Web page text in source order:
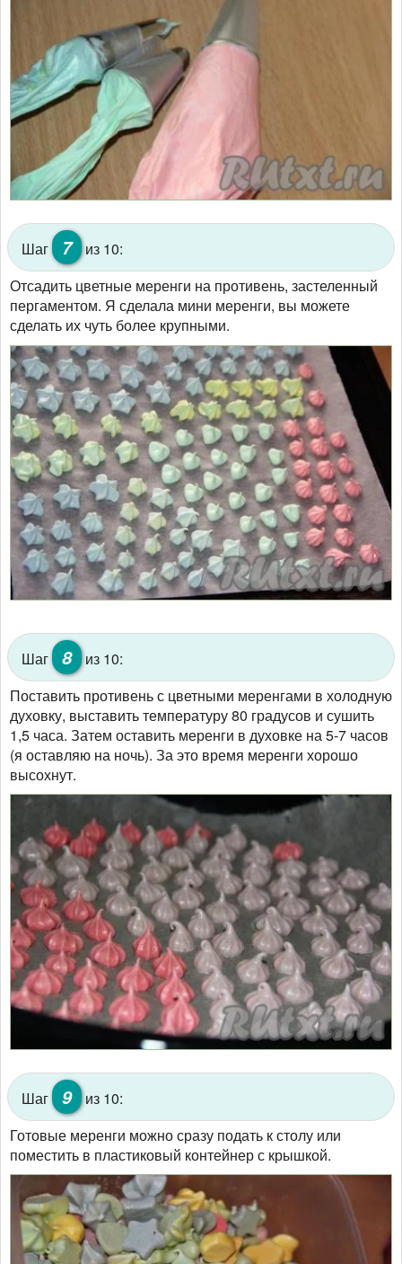
Шаг 7
из 10:
Отсадить цветные меренги на противень, застеленный
пергаментом. Я сделала мини меренги, вы можете
сделать их чуть более крупными.
Шаг 8
из 10:
Поставить противень с цветными меренгами в холодную
духовку, выставить температуру 80 градусов и сушить
1,5 часа. Затем оставить меренги в духовке на 5-7 часов
(я оставляю на ночь). За это время меренги хорошо
высохнут.
Шаг 9
из 10:
Готовые меренги можно сразу подать к столу или
поместить в пластиковый контейнер с крышкой.